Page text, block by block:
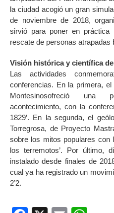
la ciudad acogió un gran
de noviembre de 2018,
sirvió para poner en
rescate de personas atrapadas
Visión histórica y científica
Las actividades
conferencias. En la primera,
Montesinosofreció una
acontecimiento, con la
1829’. En la segunda, el
Torregrosa, de Proyecto
sobre los mitos populares con
los terremotos’. Por último,
instalado desde finales de
cual ya ha registrado un
2’2.